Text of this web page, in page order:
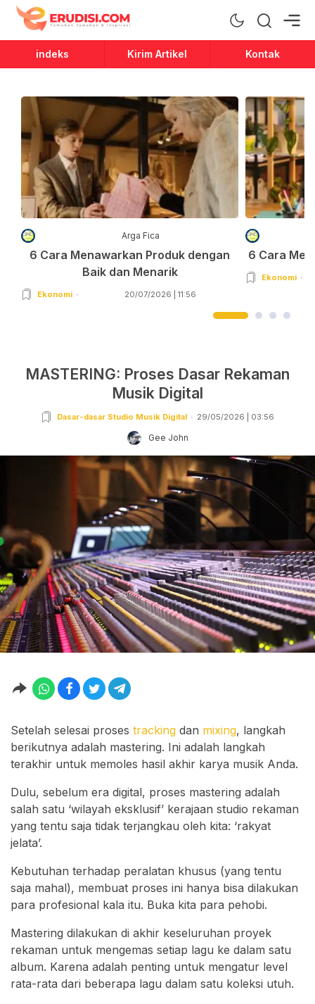
Erudisi
Temukan Jawaban dan Inspirasi
indeks Kirim Artikel Kontak
Arga Fica
6 Cara Menawarkan Produk dengan
Baik dan Menarik
Ekonomi 20/07/2026 | 11:56
6 Cara
Ekonomi
MASTERING: Proses Dasar Rekaman
Musik Digital
Dasar-dasar Studio Musik Digital 29/05/2026 | 03:56
Gee John
Setelah selesai proses tracking dan mixing, langkah
berikutnya adalah mastering. Ini adalah langkah
terakhir untuk memoles hasil akhir karya musik Anda.
Dulu, sebelum era digital, proses mastering adalah
salah satu ‘wilayah eksklusif’ kerajaan studio rekaman
yang tentu saja tidak terjangkau oleh kita: ‘rakyat
jelata’.
Kebutuhan terhadap peralatan khusus (yang tentu
saja mahal), membuat proses ini hanya bisa dilakukan
para profesional kala itu. Buka kita para pehobi.
Mastering dilakukan di akhir keseluruhan proyek
rekaman untuk mengemas setiap lagu ke dalam satu
album. Karena adalah penting untuk mengatur level
rata-rata dari beberapa lagu dalam satu koleksi utuh.